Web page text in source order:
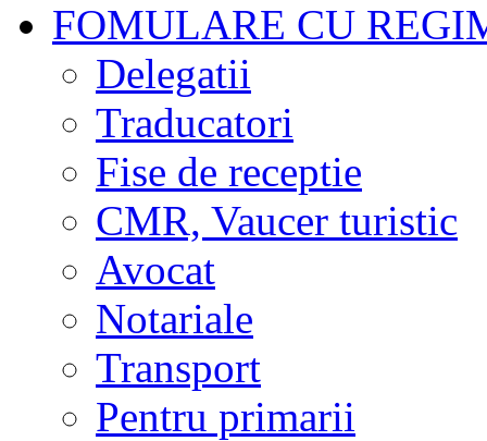
FOMULARE CU
Delegatii
Traducatori
Fise de receptie
CMR, Vaucer turistic
Avocat
Notariale
Transport
Pentru primarii